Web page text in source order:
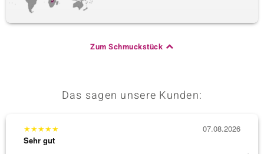
Zum Schmuckstück
Das sagen unsere Kunden:
★★★★★
Sehr gut
07.08.2026